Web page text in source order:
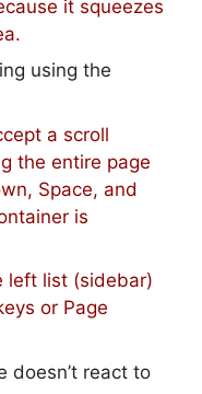
it squeezes
using the
a scroll
the entire page
Space, and
is
left list (sidebar)
or Page
doesn’t react to